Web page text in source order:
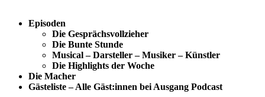
Episoden
Die Gesprächsvollzieher
Die Bunte Stunde
Musical – Darsteller – Musiker – Künstler
Die Highlights der Woche
Die Macher
Gästeliste – Alle Gäst:innen bei Ausgang Podcast